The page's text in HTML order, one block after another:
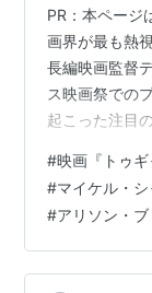
PR：本ページ
画界が最も熱
長編映画監督
ス映画祭での
起こった注目
獄絵図」。実
ン・ブリーが
ラーの文脈に
上げた。 次回
という名の「
#映画『トゥギ
#マイケル・シ
#アリソン・ブ